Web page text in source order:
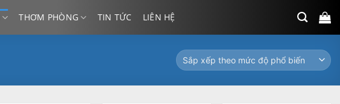
THƠM PHÒNG TIN TỨC LIÊN HỆ